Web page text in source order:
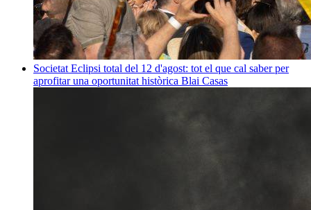
Societat Eclipsi total del 12 d'agost: tot el que cal saber per
aprofitar una oportunitat històrica Blai Casas